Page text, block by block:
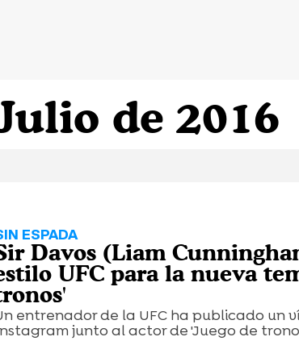
de 2016
ESPADA
Davos (Liam
UFC para la nueva
entrenador de la UFC ha publicado un
junto al actor de 'Juego de